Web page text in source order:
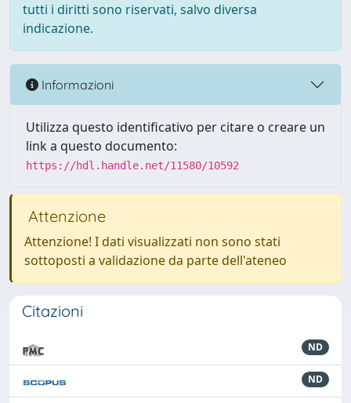
tutti i diritti sono riservati, salvo diversa
indicazione.
Informazioni
Utilizza questo identificativo per citare o creare un
link a questo documento:
https://hdl.handle.net/11580/10592
Attenzione
Attenzione! I dati visualizzati non sono stati
sottoposti a validazione da parte dell'ateneo
Citazioni
ND
ND